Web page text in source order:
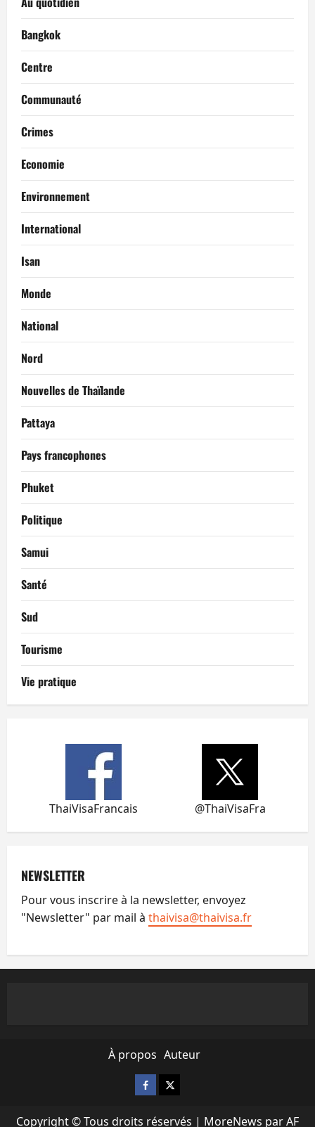
Bangkok
Centre
Communauté
Crimes
Economie
Environnement
International
Isan
Monde
National
Nord
Nouvelles de Thaïlande
Pattaya
Pays francophones
Phuket
Politique
Samui
Santé
Sud
Tourisme
Vie pratique
ThaiVisaFrancais @ThaiVisaFra
NEWSLETTER
Pour vous inscrire à la newsletter, envoyez
"Newsletter" par mail à thaivisa@thaivisa.fr
À propos Auteur
Facebook
X
Copyright © Tous droits réservés | MoreNews par AF